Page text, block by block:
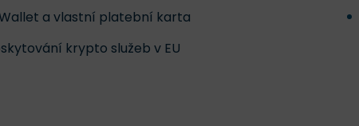
a vlastní platební karta
krypto služeb v EU